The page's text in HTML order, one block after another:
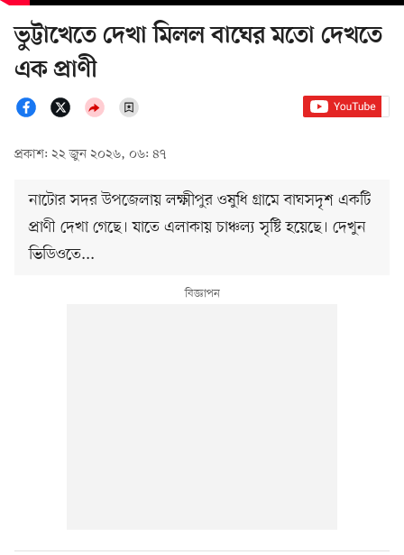
ভুট্টাখেতে দেখা মিলল বাঘের মতো দেখতে
এক প্রাণী
প্রকাশ: ২২ জুন ২০২৬, ০৬: ৪৭
নাটোর সদর উপজেলায় লক্ষ্মীপুর ওষুধি গ্রামে বাঘসদৃশ একটি
প্রাণী দেখা গেছে। যাতে এলাকায় চাঞ্চল্য সৃষ্টি হয়েছে। দেখুন
ভিডিওতে...